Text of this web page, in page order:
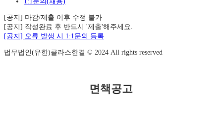
[공지] 마감/제출 이후 수정 불가
[공지] 작성완료 후 반드시 '제출'해주세요.
[공지] 오류 발생 시 1:1문의 등록
법무법인(유한)클라스한결 © 2024 All rights reserved
면책공고